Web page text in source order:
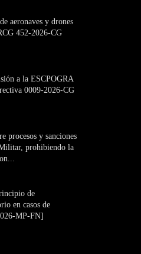
aeronaves y drones
452-2026-CG
a la ESCPOGRA
0009-2026-CG
procesos y sanciones
prohibiendo la
de
en casos de
MP-FN]